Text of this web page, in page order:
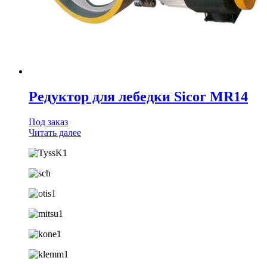
Редуктор для лебедки Sicor MR14
Под заказ
Читать далее